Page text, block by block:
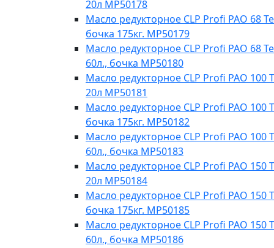
20л МР50178
Масло редукторное CLP Profi PAO 68
бочка 175кг. МР50179
Масло редукторное CLP Profi PAO 68
60л., бочка МР50180
Масло редукторное CLP Profi PAO 100
20л МР50181
Масло редукторное CLP Profi PAO 100
бочка 175кг. МР50182
Масло редукторное CLP Profi PAO 100
60л., бочка МР50183
Масло редукторное CLP Profi PAO 150
20л МР50184
Масло редукторное CLP Profi PAO 150
бочка 175кг. МР50185
Масло редукторное CLP Profi PAO 150
60л., бочка МР50186